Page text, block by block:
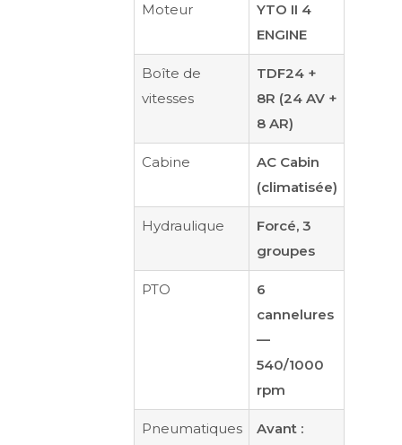
Moteur
YTO II 4
ENGINE
Boîte de
vitesses
TDF24 +
8R (24 AV +
8 AR)
Cabine
AC Cabin
(climatisée)
Hydraulique
Forcé, 3
groupes
PTO
6
cannelures
—
540/1000
rpm
Pneumatiques Avant :